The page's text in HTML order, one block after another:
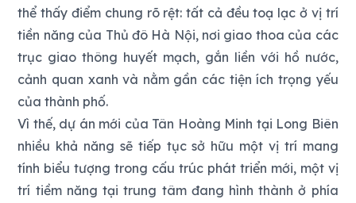
thể thấy điểm chung rõ rệt: tất cả đều toạ lạc ở vị trí
tiền năng của Thủ đô Hà Nội, nơi giao thoa của các
trục giao thông huyết mạch, gắn liền với hồ nước,
cảnh quan xanh và nằm gần các tiện ích trọng yếu
của thành phố.
Vì thế, dự án mới của Tân Hoàng Minh tại Long Biên
nhiều khả năng sẽ tiếp tục sở hữu một vị trí mang
tính biểu tượng trong cấu trúc phát triển mới, một vị
trí tiềm năng tại trung tâm đang hình thành ở phía